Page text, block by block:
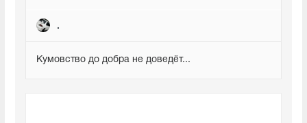
.
Кумовство до добра не доведёт...